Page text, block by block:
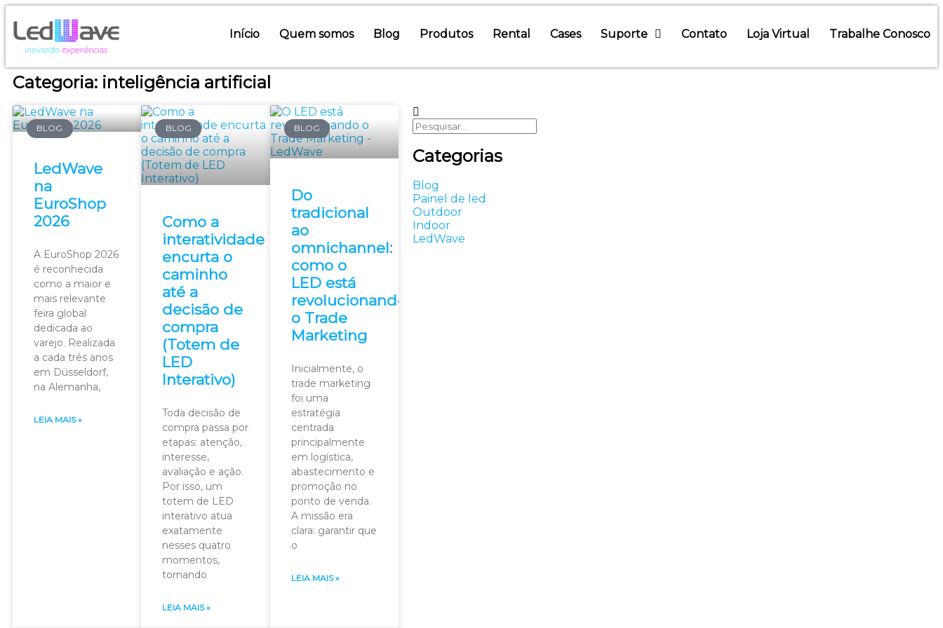
Início Quem somos Blog Produtos Rental Cases Suporte Contato Loja Virtual Trabalhe Conosco
Categoria: inteligência artificial
BLOG
LedWave
na
EuroShop
2026
A EuroShop 2026
é reconhecida
como a maior e
mais relevante
feira global
dedicada ao
varejo. Realizada
a cada três anos
em Düsseldorf,
na Alemanha,
LEIA MAIS »
BLOG
Como a
interatividade
encurta o
caminho
até a
decisão de
compra
(Totem de
LED
Interativo)
Toda decisão de
compra passa por
etapas: atenção,
interesse,
avaliação e ação.
Por isso, um
totem de LED
interativo atua
exatamente
nesses quatro
momentos,
tornando
LEIA MAIS »
BLOG
Do
tradicional
ao
omnichannel:
como o
LED está
revolucionando
o Trade
Marketing
Inicialmente, o
trade marketing
foi uma
estratégia
centrada
principalmente
em logística,
abastecimento e
promoção no
ponto de venda.
A missão era
clara: garantir que
o
LEIA MAIS »
Categorias
Blog
Painel de led
Outdoor
Indoor
LedWave